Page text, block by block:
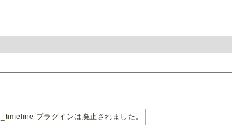
プラグインは廃止されました。